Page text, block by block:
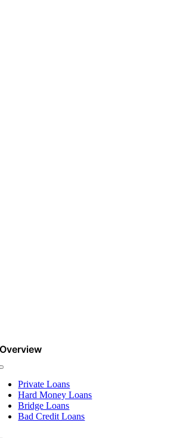
Overview
Private Loans
Hard Money Loans
Bridge Loans
Bad Credit Loans